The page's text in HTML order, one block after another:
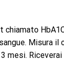
Misura il
mesi.